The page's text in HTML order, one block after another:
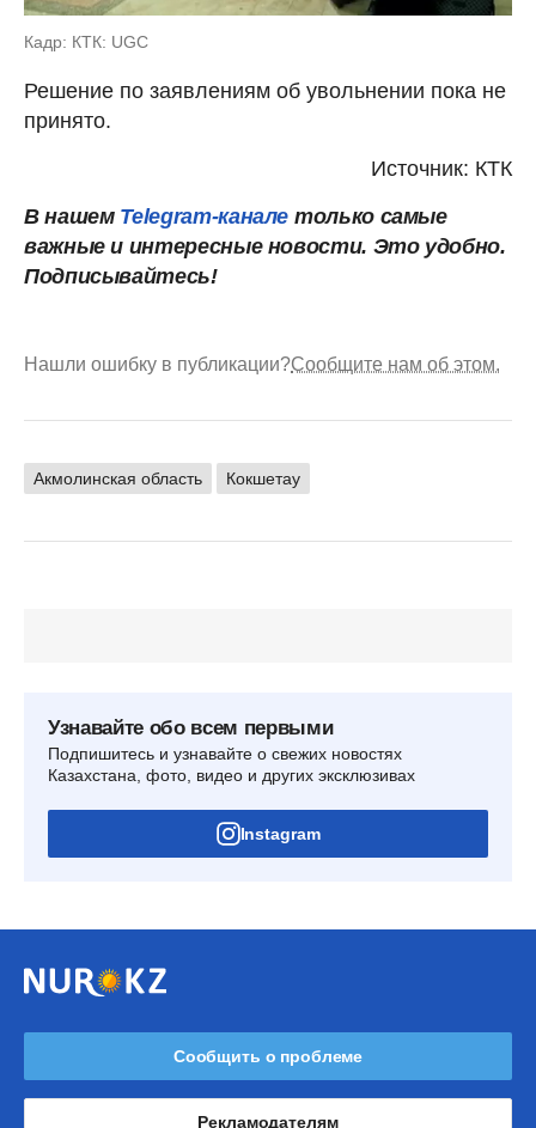
Кадр: КТК: UGC
Решение по заявлениям об увольнении пока не
принято.
Источник: КТК
В нашем Telegram-канале только самые
важные и интересные новости. Это удобно.
Подписывайтесь!
Нашли ошибку в публикации?Сообщите нам об этом.
Акмолинская область Кокшетау
Узнавайте обо всем первыми
Подпишитесь и узнавайте о свежих новостях
Казахстана, фото, видео и других эксклюзивах
Instagram
Сообщить о проблеме
Рекламодателям